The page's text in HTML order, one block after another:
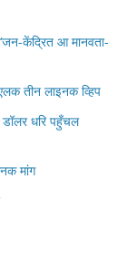
केंद्रित आ मानवता-
तीन लाइनक व्हिप
धरि पहुँचल
मांग